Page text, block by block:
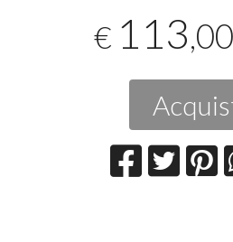
€ 113,00